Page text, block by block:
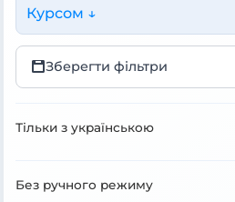
Курсом ↓
Зберегти фільтри
Тільки з українською
Без ручного режиму